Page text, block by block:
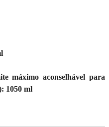
máximo aconselhável para
1050 ml